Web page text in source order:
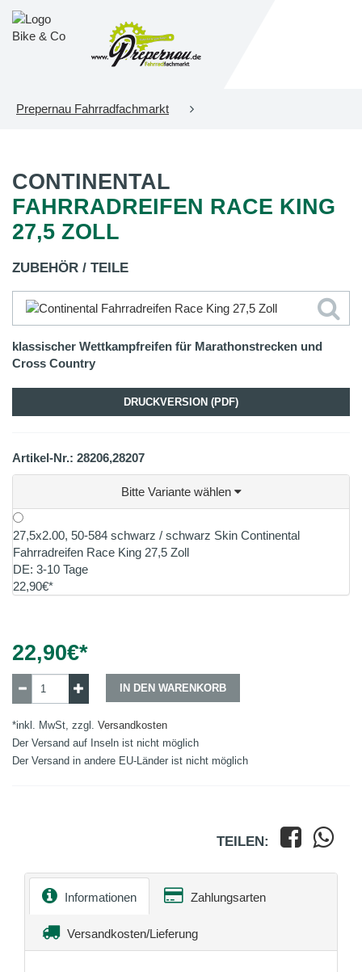
Prepernau Fahrradfachmarkt
CONTINENTAL
FAHRRADREIFEN RACE KING
27,5 ZOLL
ZUBEHÖR / TEILE
klassischer Wettkampfreifen für Marathonstrecken und
Cross Country
DRUCKVERSION (PDF)
Artikel-Nr.: 28206,28207
Bitte Variante wählen
27,5x2.00, 50-584 schwarz / schwarz Skin Continental
Fahrradreifen Race King 27,5 Zoll
DE: 3-10 Tage
22,90€*
22,90€*
IN DEN WARENKORB
*inkl. MwSt, zzgl. Versandkosten
Der Versand auf Inseln ist nicht möglich
Der Versand in andere EU-Länder ist nicht möglich
TEILEN:
Informationen Zahlungsarten
Versandkosten/Lieferung